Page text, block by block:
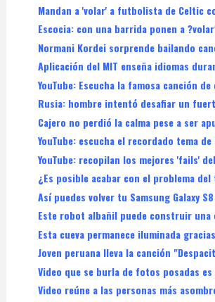
Mandan a 'volar' a futbolista de Celtic
Escocia: con una barrida ponen a
Normani Kordei sorprende bailando
Aplicación del MIT enseña idiomas
YouTube: Escucha la famosa canción
Rusia: hombre intentó desafiar un
Cajero no perdió la calma pese a ser
YouTube: escucha el recordado tema
YouTube: recopilan los mejores 'fails'
¿Es posible acabar con el problema
Así puedes volver tu Samsung Galaxy
Este robot albañil puede construir una
Esta cueva permanece iluminada
Joven peruana lleva la canción
Video que se burla de fotos posadas
Video reúne a las personas más